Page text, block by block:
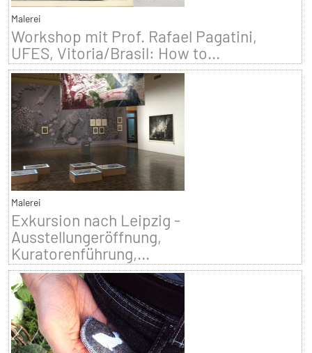
Malerei
Workshop mit Prof. Rafael Pagatini,
UFES, Vitoria/Brasil: How to...
Malerei
Exkursion nach Leipzig -
Ausstellungeröffnung,
Kuratorenführung,...